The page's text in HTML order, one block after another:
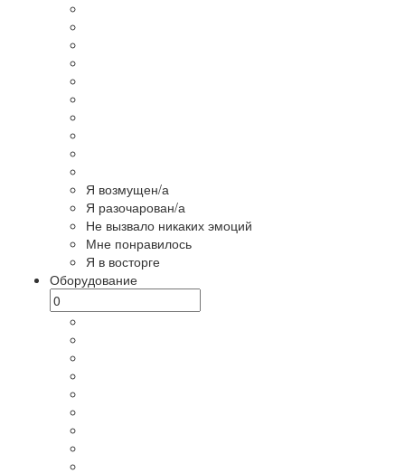
Я возмущен/а
Я разочарован/а
Не вызвало никаких эмоций
Мне понравилось
Я в восторге
Оборудование